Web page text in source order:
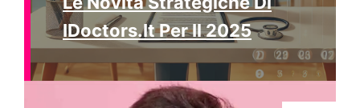
IDoctors.it Per Il 2025